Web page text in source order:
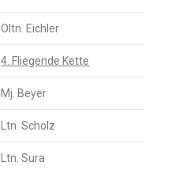
Oltn. Eichler
4. Fliegende Kette
Mj. Beyer
Ltn. Scholz
Ltn. Sura